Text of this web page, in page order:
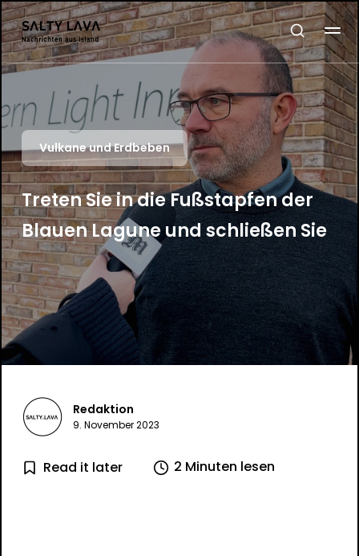
Vulkane und Erdbeben
Treten Sie in die Fußstapfen der
Blauen Lagune und schließen Sie
Redaktion
9. November 2023
Read it later 2 Minuten lesen